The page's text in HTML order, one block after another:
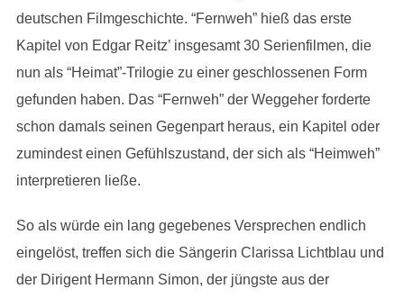
deutschen Filmgeschichte. “Fernweh” hieß das erste
Kapitel von Edgar Reitz’ insgesamt 30 Serienfilmen, die
nun als “Heimat”-Trilogie zu einer geschlossenen Form
gefunden haben. Das “Fernweh” der Weggeher forderte
schon damals seinen Gegenpart heraus, ein Kapitel oder
zumindest einen Gefühlszustand, der sich als “Heimweh”
interpretieren ließe.
So als würde ein lang gegebenes Versprechen endlich
eingelöst, treffen sich die Sängerin Clarissa Lichtblau und
der Dirigent Hermann Simon, der jüngste aus der